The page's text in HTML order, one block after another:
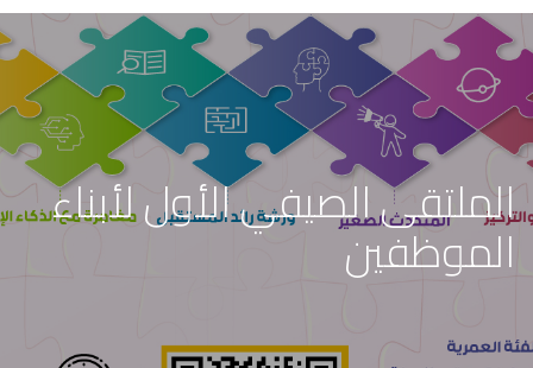
الملتقى الصيفي الأول لأبناء
الموظفين